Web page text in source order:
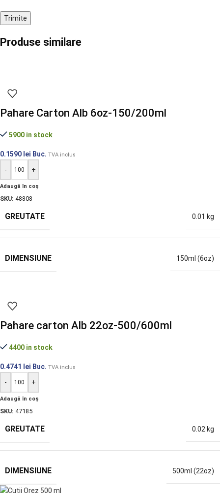
Produse similare
Pahare Carton Alb 6oz-150/200ml
5900 in stock
0.1590 lei Buc. TVA inclus
- +
Adaugă în coș
SKU: 48808
GREUTATE 0.01 kg
DIMENSIUNE 150ml (6oz)
Pahare carton Alb 22oz-500/600ml
4400 in stock
0.4741 lei Buc. TVA inclus
- +
Adaugă în coș
SKU: 47185
GREUTATE 0.02 kg
DIMENSIUNE 500ml (22oz)